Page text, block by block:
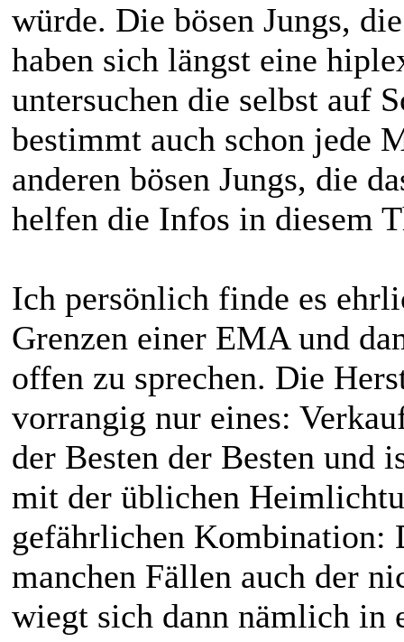
würde. Die bösen Jungs,
haben sich längst eine
untersuchen die selbst auf
bestimmt auch schon jede
anderen bösen Jungs, die
helfen die Infos in diesem
Ich persönlich finde es
Grenzen einer EMA und
offen zu sprechen. Die
vorrangig nur eines:
der Besten der Besten und
mit der üblichen
gefährlichen Kombination:
manchen Fällen auch der
wiegt sich dann nämlich in